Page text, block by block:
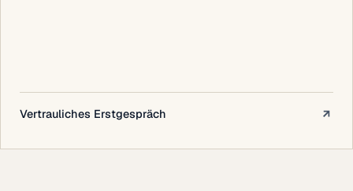
Vertrauliches Erstgespräch
KEVIN TÖDTMANN